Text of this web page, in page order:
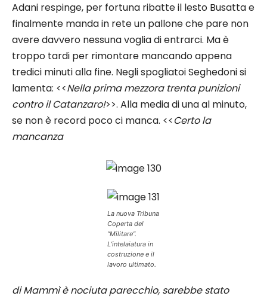
Adani respinge, per fortuna ribatte il lesto Busatta e
finalmente manda in rete un pallone che pare non
avere davvero nessuna voglia di entrarci. Ma è
troppo tardi per rimontare mancando appena
tredici minuti alla fine. Negli spogliatoi Seghedoni si
lamenta: <<Nella prima mezzora trenta punizioni
contro il Catanzaro!>>. Alla media di una al minuto,
se non è record poco ci manca. <<Certo la
mancanza
La nuova Tribuna
Coperta del
“Militare”.
L’intelaiatura in
costruzione e il
lavoro ultimato.
di Mammì è nociuta parecchio, sarebbe stato